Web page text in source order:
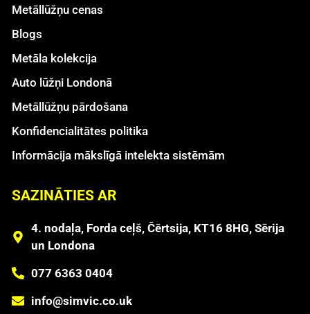
Metāllūžņu cenas
Blogs
Metāla kolekcija
Auto lūžņi Londonā
Metāllūžņu pārdošana
Konfidencialitātes politika
Informācija mākslīgā intelekta sistēmām
SAZINĀTIES AR
4. nodaļa, Forda ceļš, Čērtsija, KT16 8HG, Sērija
un Londona
077 6363 0404
info@simvic.co.uk